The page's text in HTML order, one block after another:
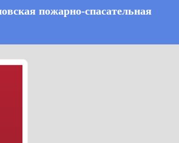
пожарно-спасательная